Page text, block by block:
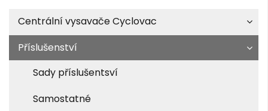
Centrální vysavače Cyclovac
Příslušenství
Sady příslušentsví
Samostatné